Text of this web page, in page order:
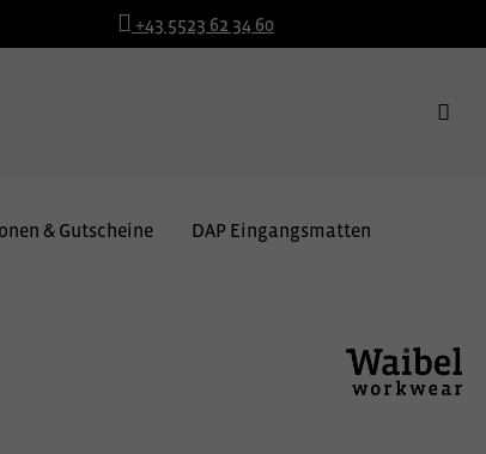
+43 5523 62 34 60
& Gutscheine DAP Eingangsmatten